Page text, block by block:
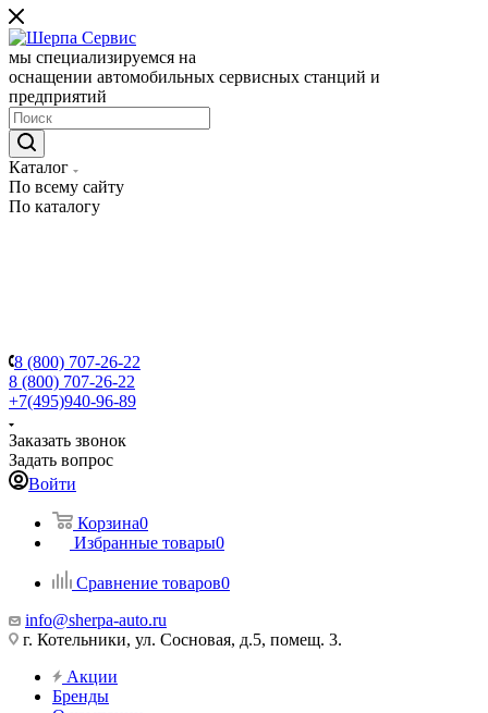
мы специализируемся на
оснащении автомобильных сервисных станций и
предприятий
Каталог
По всему сайту
По каталогу
8 (800) 707-26-22
8 (800) 707-26-22
+7(495)940-96-89
Заказать звонок
Задать вопрос
Войти
Корзина0
Избранные товары0
Сравнение товаров0
info@sherpa-auto.ru
г. Котельники, ул. Сосновая, д.5, помещ. 3.
Акции
Бренды